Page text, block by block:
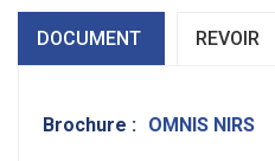
DOCUMENT REVOIR
Brochure : OMNIS NIRS